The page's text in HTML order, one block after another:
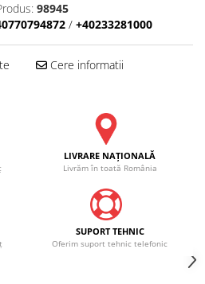
98945
/ +40233281000
Cere informatii
LIVRARE NAŢIONALĂ
Livrăm în toată România
SUPORT TEHNIC
Oferim suport tehnic telefonic